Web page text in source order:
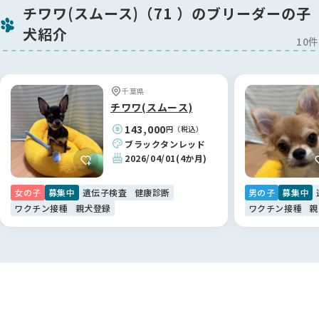
加納さんは、お迎えにあたってのルールなど、最初は「少し厳
しいのかな？」と緊張しましたが、すべては子犬への深い愛情
ゆえ。理由を聞けば納得することばかりで、初めてのパピーを
飼育する私にとって、細かく相談に乗っていただける体制は本
当に心強いです。
「甘やかしすぎだよ」と正直にアドバイスをいただける関係に
なれたことも、加納さんの真摯なお人柄のおかげだと感謝して
います。✨
【BreederFamiliesへ】
加納ブリーダー様との素敵なご縁を繋いでくれたのが、
BreederFamiliesでした！Instagramのリールがきっかけでし
たが、サイトの「健全なブリーディング」への姿勢にとても安
心感を覚えました。
特に助かったのは、BreederFamiliesの方とLINEで直接繋がれ
ブリーダーさん本人には少し聞きにくいような細かな質問も、
チワワ(スムース)（71 ）のブリーダーの子
犬紹介
10件
千葉県
チワワ(スムース)
143,000円（税込）
ブラックタンレッド
2026/04/01(4か月)
女の子 募集中 遺伝子検査
健康診断
ワクチン接種
親犬登録
男の子 募集中
ワクチン接種